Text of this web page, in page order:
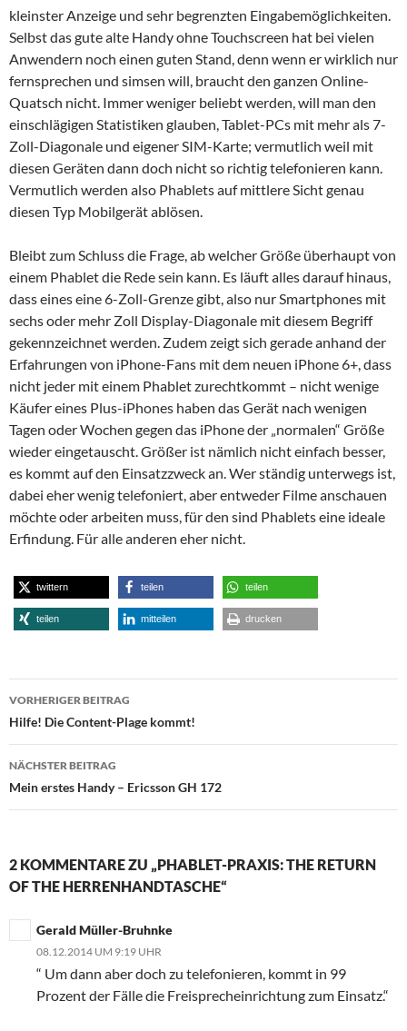
kleinster Anzeige und sehr begrenzten Eingabemöglichkeiten.
Selbst das gute alte Handy ohne Touchscreen hat bei vielen
Anwendern noch einen guten Stand, denn wenn er wirklich nur
fernsprechen und simsen will, braucht den ganzen Online-
Quatsch nicht. Immer weniger beliebt werden, will man den
einschlägigen Statistiken glauben, Tablet-PCs mit mehr als 7-
Zoll-Diagonale und eigener SIM-Karte; vermutlich weil mit
diesen Geräten dann doch nicht so richtig telefonieren kann.
Vermutlich werden also Phablets auf mittlere Sicht genau
diesen Typ Mobilgerät ablösen.
Bleibt zum Schluss die Frage, ab welcher Größe überhaupt von
einem Phablet die Rede sein kann. Es läuft alles darauf hinaus,
dass eines eine 6-Zoll-Grenze gibt, also nur Smartphones mit
sechs oder mehr Zoll Display-Diagonale mit diesem Begriff
gekennzeichnet werden. Zudem zeigt sich gerade anhand der
Erfahrungen von iPhone-Fans mit dem neuen iPhone 6+, dass
nicht jeder mit einem Phablet zurechtkommt – nicht wenige
Käufer eines Plus-iPhones haben das Gerät nach wenigen
Tagen oder Wochen gegen das iPhone der „normalen“ Größe
wieder eingetauscht. Größer ist nämlich nicht einfach besser,
es kommt auf den Einsatzzweck an. Wer ständig unterwegs ist,
dabei eher wenig telefoniert, aber entweder Filme anschauen
möchte oder arbeiten muss, für den sind Phablets eine ideale
Erfindung. Für alle anderen eher nicht.
twittern teilen teilen
teilen mitteilen drucken
Beitragsnavigation
VORHERIGER BEITRAG
Hilfe! Die Content-Plage kommt!
NÄCHSTER BEITRAG
Mein erstes Handy – Ericsson GH 172
2 KOMMENTARE ZU „PHABLET-PRAXIS: THE RETURN
OF THE HERRENHANDTASCHE“
Gerald Müller-Bruhnke
08.12.2014 UM 9:19 UHR
“ Um dann aber doch zu telefonieren, kommt in 99
Prozent der Fälle die Freisprecheinrichtung zum Einsatz.“